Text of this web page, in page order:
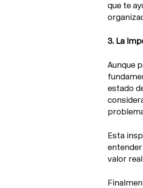
que te
3. La
Aunque
estado
Esta
valor